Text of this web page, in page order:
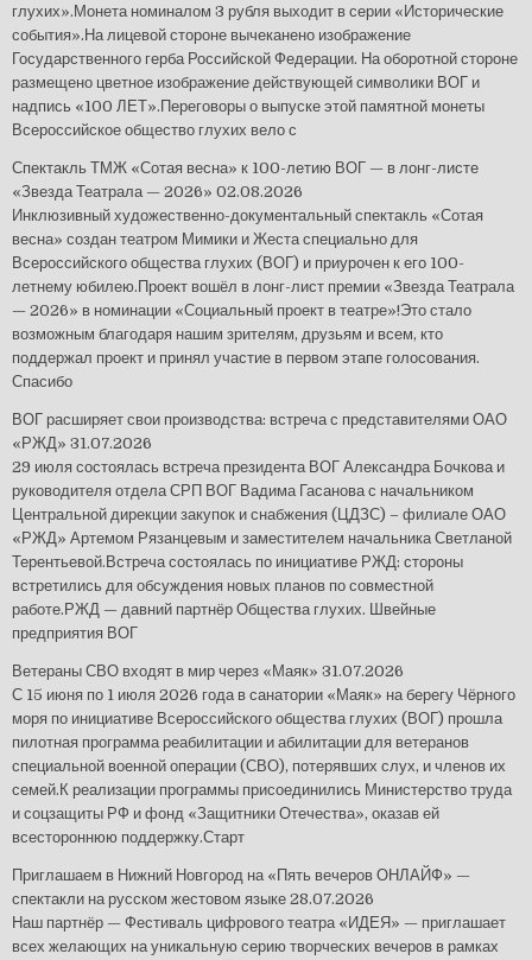
глухих».Монета номиналом 3 рубля выходит в серии «Исторические
события».На лицевой стороне вычеканено изображение
Государственного герба Российской Федерации. На оборотной стороне
размещено цветное изображение действующей символики ВОГ и
надпись «100 ЛЕТ».Переговоры о выпуске этой памятной монеты
Всероссийское общество глухих вело с
Спектакль ТМЖ «Сотая весна» к 100-летию ВОГ — в лонг-листе
«Звезда Театрала — 2026» 02.08.2026
Инклюзивный художественно-документальный спектакль «Сотая
весна» создан театром Мимики и Жеста специально для
Всероссийского общества глухих (ВОГ) и приурочен к его 100-
летнему юбилею.Проект вошёл в лонг-лист премии «Звезда Театрала
— 2026» в номинации «Социальный проект в театре»!Это стало
возможным благодаря нашим зрителям, друзьям и всем, кто
поддержал проект и принял участие в первом этапе голосования.
Спасибо
ВОГ расширяет свои производства: встреча с представителями ОАО
«РЖД» 31.07.2026
29 июля состоялась встреча президента ВОГ Александра Бочкова и
руководителя отдела СРП ВОГ Вадима Гасанова с начальником
Центральной дирекции закупок и снабжения (ЦДЗС) – филиале ОАО
«РЖД» Артемом Рязанцевым и заместителем начальника Светланой
Терентьевой.Встреча состоялась по инициативе РЖД: стороны
встретились для обсуждения новых планов по совместной
работе.РЖД — давний партнёр Общества глухих. Швейные
предприятия ВОГ
Ветераны СВО входят в мир через «Маяк» 31.07.2026
С 15 июня по 1 июля 2026 года в санатории «Маяк» на берегу Чёрного
моря по инициативе Всероссийского общества глухих (ВОГ) прошла
пилотная программа реабилитации и абилитации для ветеранов
специальной военной операции (СВО), потерявших слух, и членов их
семей.К реализации программы присоединились Министерство труда
и соцзащиты РФ и фонд «Защитники Отечества», оказав ей
всестороннюю поддержку.Старт
Приглашаем в Нижний Новгород на «Пять вечеров ОНЛАЙФ» —
спектакли на русском жестовом языке 28.07.2026
Наш партнёр — Фестиваль цифрового театра «ИДЕЯ» — приглашает
всех желающих на уникальную серию творческих вечеров в рамках